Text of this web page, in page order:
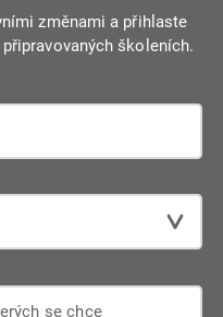
změnami a přihlaste
školeních.